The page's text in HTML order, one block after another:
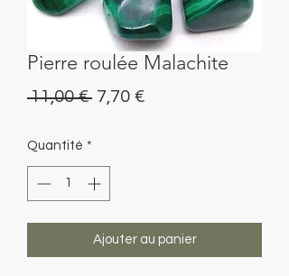
Pierre roulée Malachite
11,00 € Prix
7,70 €Prix
Quantité *
Ajouter au panier